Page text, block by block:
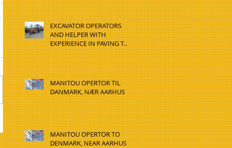
EXCAVATOR OPERATORS
AND HELPER WITH
EXPERIENCE IN PAVING TO
DENMARK, HADSTEN
MANITOU OPERTOR TIL
DANMARK, NÆR AARHUS
MANITOU OPERTOR TO
DENMARK, NEAR AARHUS